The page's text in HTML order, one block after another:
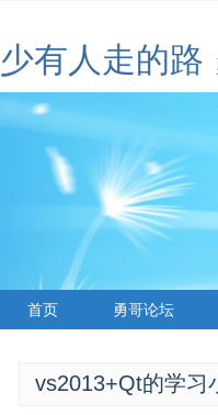
少有人走的路
首页 勇哥论坛
vs2013+Qt的学习